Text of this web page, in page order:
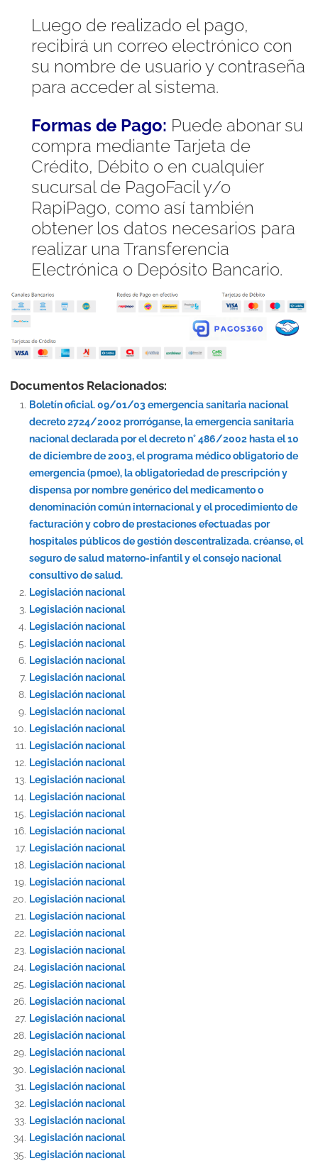
Luego de realizado el pago,
recibirá un correo electrónico con
su nombre de usuario y contraseña
para acceder al sistema.
Formas de Pago: Puede abonar su
compra mediante Tarjeta de
Crédito, Débito o en cualquier
sucursal de PagoFacil y/o
RapiPago, como así también
obtener los datos necesarios para
realizar una Transferencia
Electrónica o Depósito Bancario.
Documentos Relacionados:
Boletín oficial. 09/01/03 emergencia sanitaria nacional
decreto 2724/2002 prorróganse, la emergencia sanitaria
nacional declarada por el decreto n° 486/2002 hasta el 10
de diciembre de 2003, el programa médico obligatorio de
emergencia (pmoe), la obligatoriedad de prescripción y
dispensa por nombre genérico del medicamento o
denominación común internacional y el procedimiento de
facturación y cobro de prestaciones efectuadas por
hospitales públicos de gestión descentralizada. créanse, el
seguro de salud materno-infantil y el consejo nacional
consultivo de salud.
Legislación nacional
Legislación nacional
Legislación nacional
Legislación nacional
Legislación nacional
Legislación nacional
Legislación nacional
Legislación nacional
Legislación nacional
Legislación nacional
Legislación nacional
Legislación nacional
Legislación nacional
Legislación nacional
Legislación nacional
Legislación nacional
Legislación nacional
Legislación nacional
Legislación nacional
Legislación nacional
Legislación nacional
Legislación nacional
Legislación nacional
Legislación nacional
Legislación nacional
Legislación nacional
Legislación nacional
Legislación nacional
Legislación nacional
Legislación nacional
Legislación nacional
Legislación nacional
Legislación nacional
Legislación nacional